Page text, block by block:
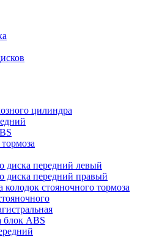
цилиндра
диска передний левый
диска передний правый
колодок стояночного тормоза
блок ABS